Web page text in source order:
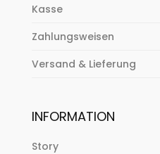
Kasse
Zahlungsweisen
Versand & Lieferung
INFORMATION
Story